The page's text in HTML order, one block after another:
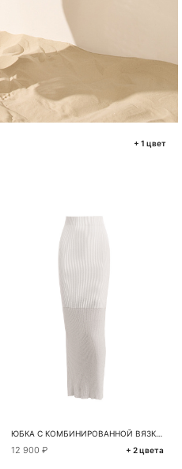
+ 1 цвет
ЮБКА С КОМБИНИРОВАННОЙ ВЯЗКОЙ
12 900 ₽ + 2 цвета